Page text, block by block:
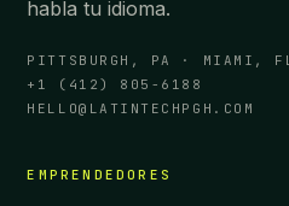
habla tu idioma.
PITTSBURGH, PA · MIAMI, FL
+1 (412) 805-6188
HELLO@LATINTECHPGH.COM
EMPRENDEDORES